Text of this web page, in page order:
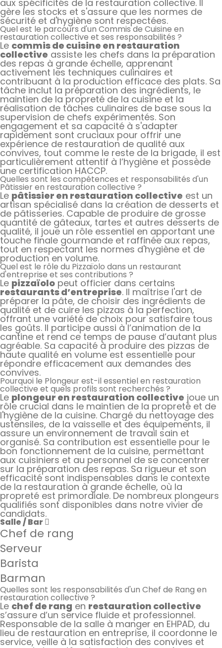
aux spécificités de la restauration collective. Il
gère les stocks et s'assure que les normes de
sécurité et d'hygiène sont respectées.
Quel est le parcours d'un Commis de Cuisine en
restauration collective et ses responsabilités ?
Le commis de cuisine en restauration
collective assiste les chefs dans la préparation
des repas à grande échelle, apprenant
activement les techniques culinaires et
contribuant à la production efficace des plats. Sa
tâche inclut la préparation des ingrédients, le
maintien de la propreté de la cuisine et la
réalisation de tâches culinaires de base sous la
supervision de chefs expérimentés. Son
engagement et sa capacité à s'adapter
rapidement sont cruciaux pour offrir une
expérience de restauration de qualité aux
convives, tout comme le reste de la brigade, il est
particulièrement attentif à l’hygiène et possède
une certification HACCP.
Quelles sont les compétences et responsabilités d'un
Pâtissier en restauration collective ?
Le pâtissier en restauration collective est un
artisan spécialisé dans la création de desserts et
de pâtisseries. Capable de produire de grosse
quantité de gâteaux, tartes et autres desserts de
qualité, il joue un rôle essentiel en apportant une
touche finale gourmande et raffinée aux repas,
tout en respectant les normes d'hygiène et de
production en volume.
Quel est le rôle du Pizzaïolo dans un restaurant
d'entreprise et ses contributions ?
Le pizzaïolo peut officier dans certains
restaurants d’entreprise. Il maîtrise l'art de
préparer la pâte, de choisir des ingrédients de
qualité et de cuire les pizzas à la perfection,
offrant une variété de choix pour satisfaire tous
les goûts. Il participe aussi à l’animation de la
cantine et rend ce temps de pause d’autant plus
agréable. Sa capacité à produire des pizzas de
haute qualité en volume est essentielle pour
répondre efficacement aux demandes des
convives.
Pourquoi le Plongeur est-il essentiel en restauration
collective et quels profils sont recherchés ?
Le plongeur en restauration collective joue un
rôle crucial dans le maintien de la propreté et de
l'hygiène de la cuisine. Chargé du nettoyage des
ustensiles, de la vaisselle et des équipements, il
assure un environnement de travail sain et
organisé. Sa contribution est essentielle pour le
bon fonctionnement de la cuisine, permettant
aux cuisiniers et au personnel de se concentrer
sur la préparation des repas. Sa rigueur et son
efficacité sont indispensables dans le contexte
de la restauration à grande échelle, où la
propreté est primordiale. De nombreux plongeurs
qualifiés sont disponibles dans notre vivier de
candidats.
Salle / Bar
Chef de rang
Serveur
Barista
Barman
Quelles sont les responsabilités d'un Chef de Rang en
restauration collective ?
Le chef de rang en restauration collective
s’assure d’un service fluide et professionnel.
Responsable de la salle à manger en EHPAD, du
lieu de restauration en entreprise, il coordonne le
service, veille à la satisfaction des convives et